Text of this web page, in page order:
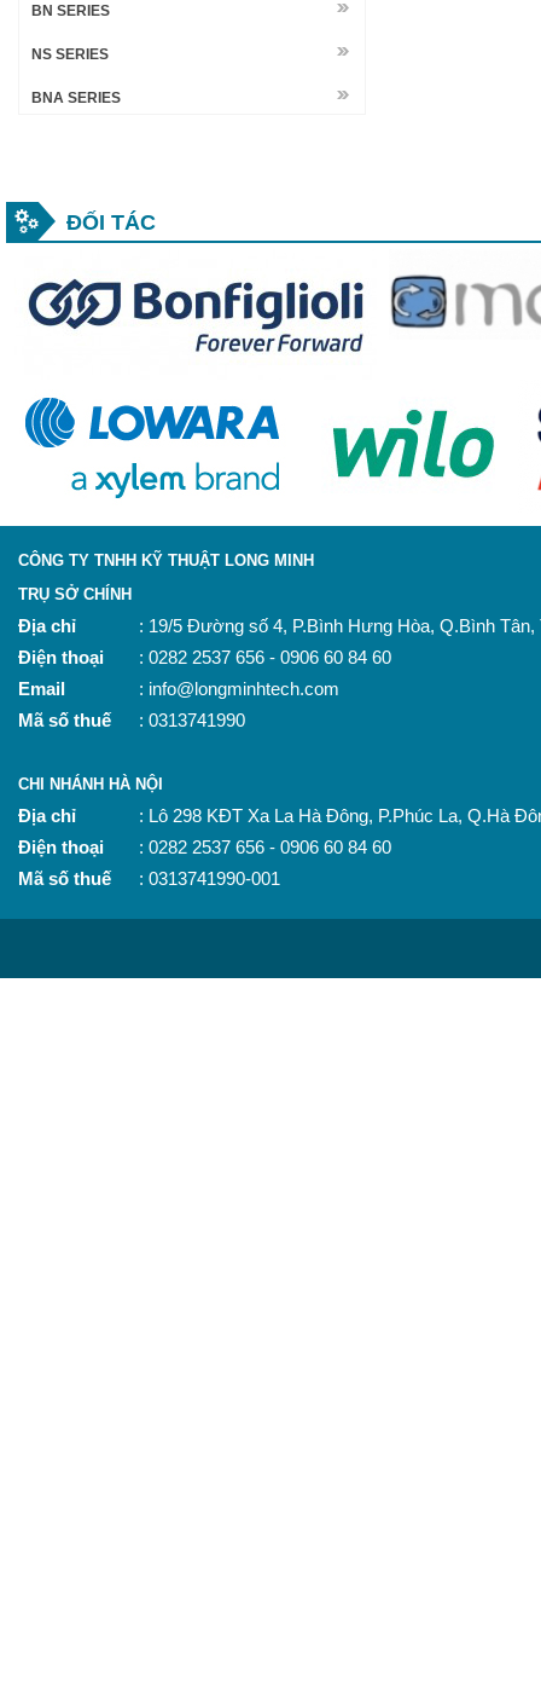
BN SERIES
NS SERIES
BNA SERIES
ĐỐI TÁC
CÔNG TY TNHH KỸ THUẬT LONG MINH
TRỤ SỞ CHÍNH
Địa chỉ
: 19/5 Đường số 4, P.Bình Hưng Hòa, Q.Bình Tân,
Điện thoại
: 0282 2537 656 - 0906 60 84 60
Email
: info@longminhtech.com
Mã số thuế
: 0313741990
CHI NHÁNH HÀ NỘI
Địa chỉ
: Lô 298 KĐT Xa La Hà Đông, P.Phúc La, Q.Hà
Điện thoại
: 0282 2537 656 - 0906 60 84 60
Mã số thuế
: 0313741990-001